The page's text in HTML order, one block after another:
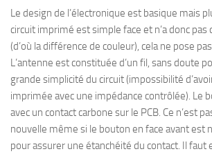
Le design de l’électronique est basique mais
circuit imprimé est simple face et n’a donc pas
(d’où la différence de couleur), cela ne pose
L’antenne est constituée d’un fil, sans doute
grande simplicité du circuit (impossibilité
imprimée avec une impédance contrôlée). Le
avec un contact carbone sur le PCB. Ce n’est
nouvelle même si le bouton en face avant est
pour assurer une étanchéité du contact. Il faut